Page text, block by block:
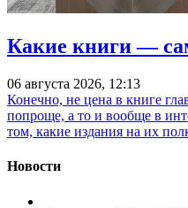
Какие книги —
06 августа 2026, 12:13
Конечно, не цена в книге
попроще, а то и вообще в
том, какие издания на их
Новости